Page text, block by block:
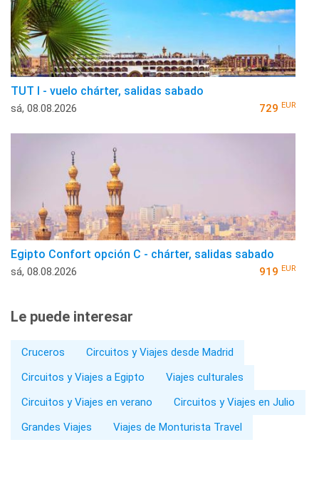
TUT I - vuelo chárter, salidas sabado
sá, 08.08.2026 729 EUR
Egipto Confort opción C - chárter, salidas sabado
sá, 08.08.2026 919 EUR
Le puede interesar
Cruceros
Circuitos y Viajes desde Madrid
Circuitos y Viajes a Egipto
Viajes culturales
Circuitos y Viajes en verano
Circuitos y Viajes en Julio
Grandes Viajes
Viajes de Monturista Travel